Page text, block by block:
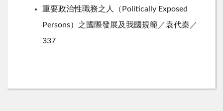
重要政治性職務之人（Politically Exposed
Persons）之國際發展及我國規範／袁代秦／
337